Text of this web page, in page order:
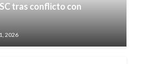
tras conflicto con
2026